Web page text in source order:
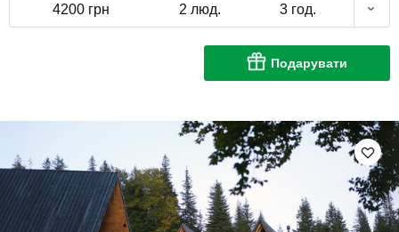
4200 грн 2 люд. 3 год.
Подарувати